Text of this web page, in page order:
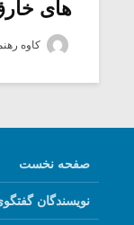
های
کاوه
صفحه نخست
نویسندگان